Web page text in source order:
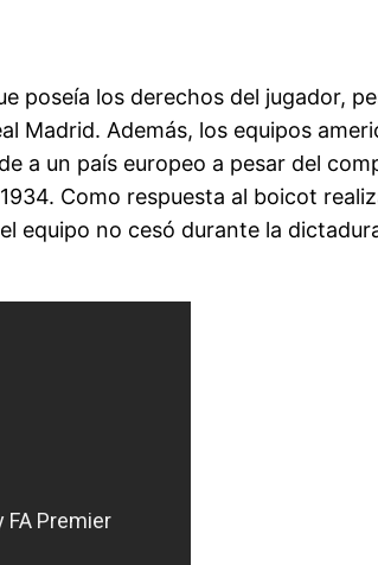
poseía los derechos del jugador,
Madrid. Además, los equipos
a un país europeo a pesar del
Como respuesta al boicot
equipo no cesó durante la